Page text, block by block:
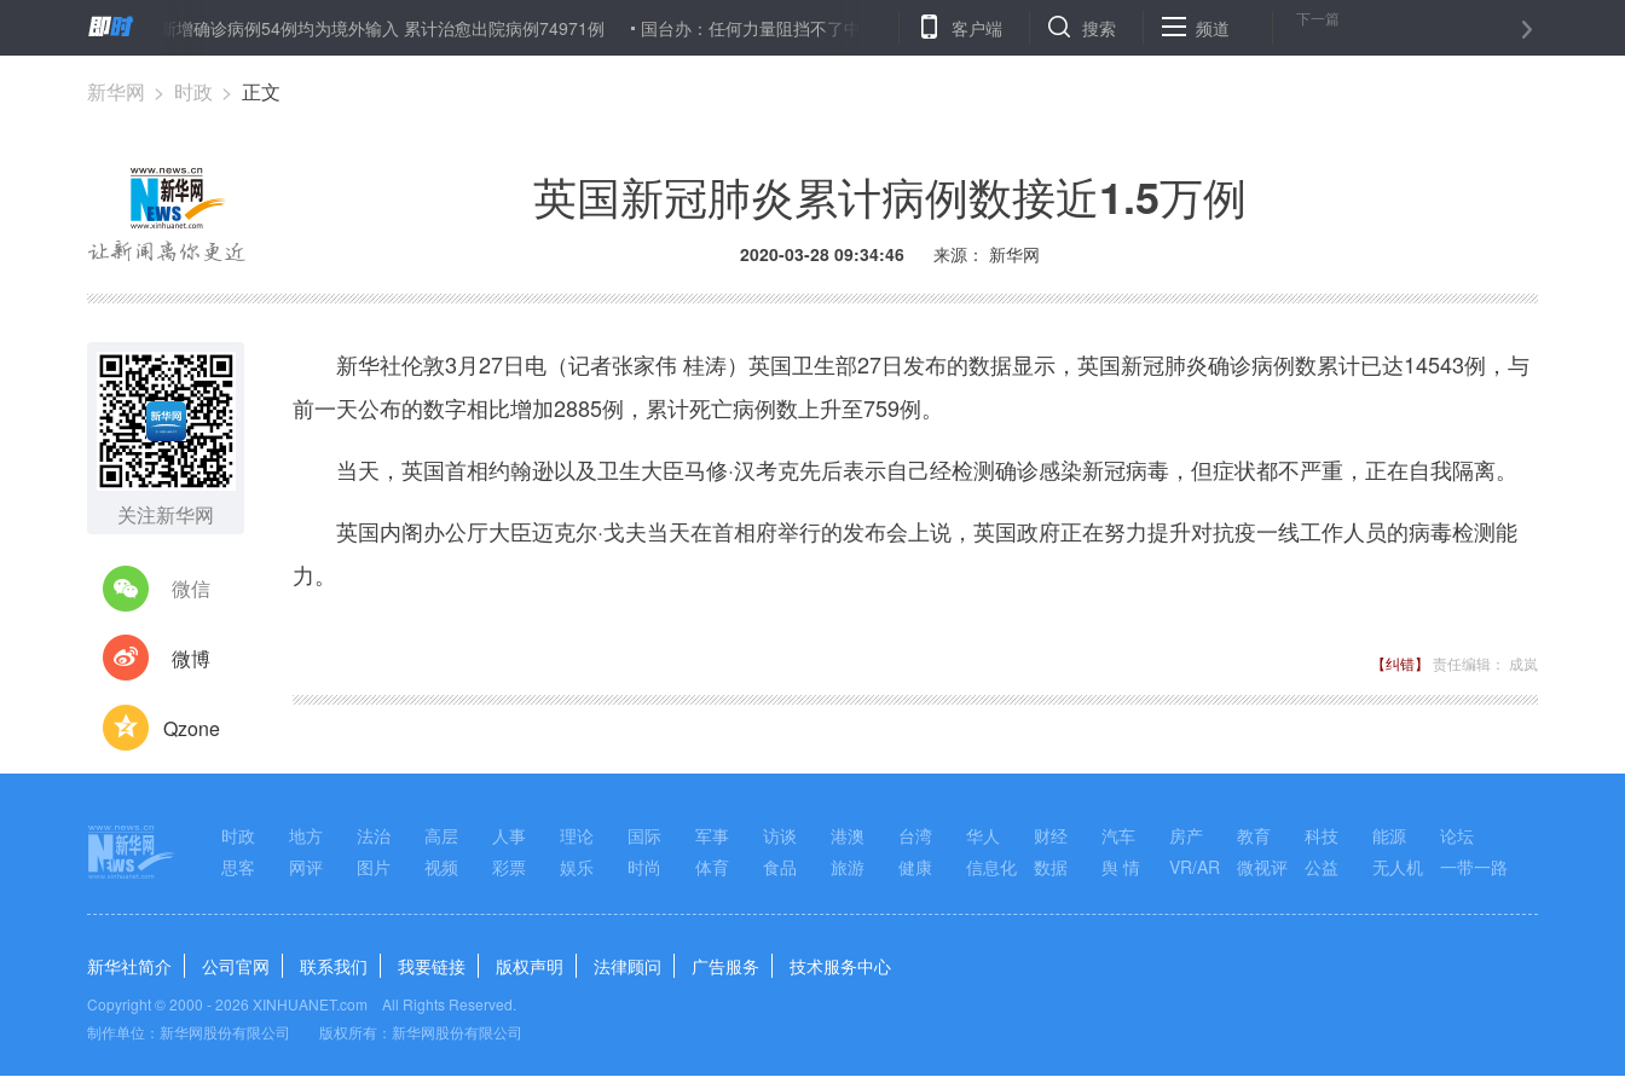
卫健委：3月27日新增确诊病例54例均为境外输入 累计治愈出院病例74971例 国台办：任何力量阻挡不了中国的国家统一、民族复兴 湖南各级各类学校4月7日起分批次开学 北京27日新增报告境外输入
客户端 搜索 频道 下一篇
新华网 > 时政 > 正文
英国新冠肺炎累计病例数接近1.5万例
2020-03-28 09:34:46 来源： 新华网
关注新华网
微信
微博
Qzone
新华社伦敦3月27日电（记者张家伟 桂涛）英国卫生部27日发布的数据显示，英国新冠肺炎确诊病例数累计已达14543例，与
前一天公布的数字相比增加2885例，累计死亡病例数上升至759例。
当天，英国首相约翰逊以及卫生大臣马修·汉考克先后表示自己经检测确诊感染新冠病毒，但症状都不严重，正在自我隔离。
英国内阁办公厅大臣迈克尔·戈夫当天在首相府举行的发布会上说，英国政府正在努力提升对抗疫一线工作人员的病毒检测能
力。
【纠错】 责任编辑： 成岚
时政 地方 法治 高层 人事 理论 国际 军事 访谈 港澳 台湾 华人 财经 汽车 房产 教育 科技 能源
论坛
思客
网评 图片 视频 彩票 娱乐 时尚 体育 食品 旅游 健康 信息化 数据 舆 情 VR/AR 微视评 公益 无人机 一带一路
新华社简介 公司官网 联系我们 我要链接 版权声明 法律顾问 广告服务 技术服务中心
Copyright © 2000 -2026 XINHUANET.com All Rights Reserved.
制作单位：新华网股份有限公司 版权所有：新华网股份有限公司